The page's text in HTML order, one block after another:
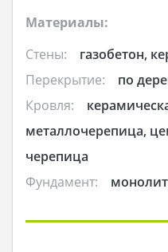
Материалы:
Стены:
газобетон,
Перекрытие:
по
Кровля:
металлочерепица,
черепица
Фундамент: